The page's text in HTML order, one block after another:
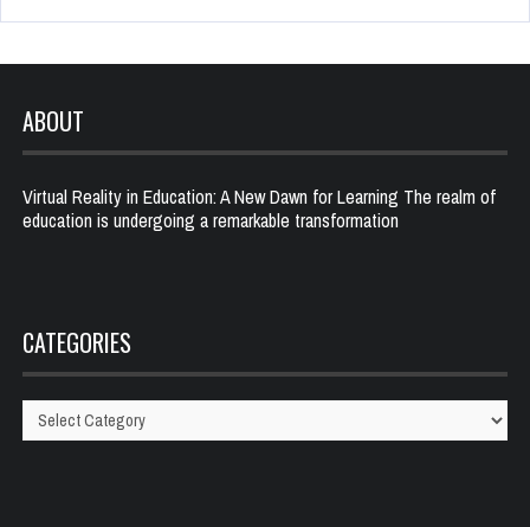
ABOUT
Virtual Reality in Education: A New Dawn for Learning The realm of
education is undergoing a remarkable transformation
CATEGORIES
Categories